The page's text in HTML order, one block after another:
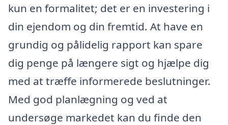
kun en formalitet; det er en investering i
din ejendom og din fremtid. At have en
grundig og pålidelig rapport kan spare
dig penge på længere sigt og hjælpe dig
med at træffe informerede beslutninger.
Med god planlægning og ved at
undersøge markedet kan du finde den